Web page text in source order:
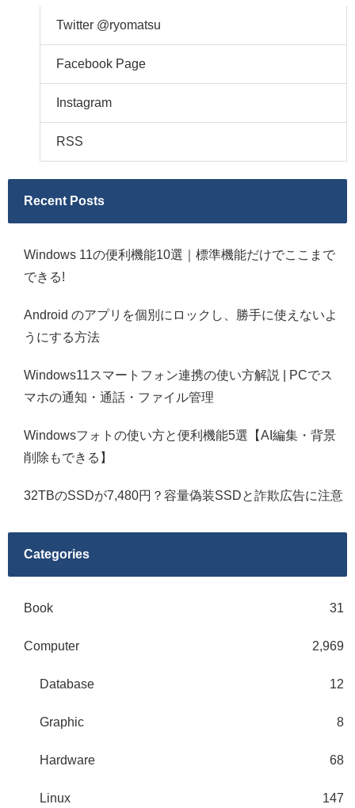
Twitter @ryomatsu
Facebook Page
Instagram
RSS
Recent Posts
Windows 11の便利機能10選｜標準機能だけでここまで
できる!
Android のアプリを個別にロックし、勝手に使えないよ
うにする方法
Windows11スマートフォン連携の使い方解説 | PCでス
マホの通知・通話・ファイル管理
Windowsフォトの使い方と便利機能5選【AI編集・背景
削除もできる】
32TBのSSDが7,480円？容量偽装SSDと詐欺広告に注意
Categories
Book 31
Computer 2,969
Database 12
Graphic 8
Hardware 68
Linux 147